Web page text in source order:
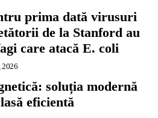
prima dată virusuri
de la Stanford au
care atacă E. coli
2026
soluția modernă
eficientă